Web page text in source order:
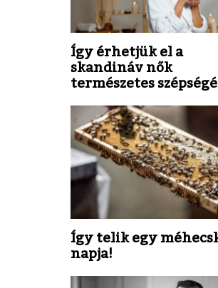
Így érhetjük el a
skandináv nők
természetes
Így telik egy
napja!